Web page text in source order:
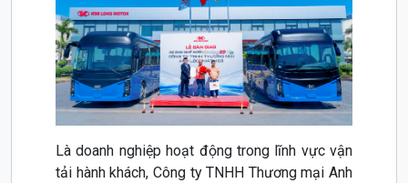
Là doanh nghiệp hoạt động trong lĩnh vực vận
tải hành khách, Công ty TNHH Thương mại Anh